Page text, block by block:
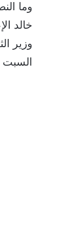
‏وما
‏خالد
‏وزير
‏السبت 23 نوفمبر 2024م